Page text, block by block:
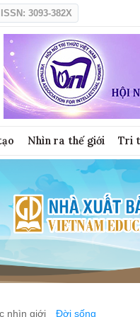
ISSN: 3093-382X
Nhìn ra thế giới Tri
nhìn giới Đời sống